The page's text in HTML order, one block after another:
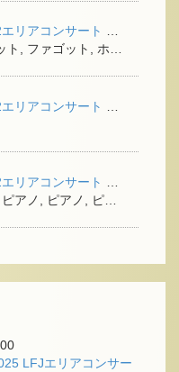
丸の内ミュージックフェス2022エリアコンサート ＜エロイカ木管五重奏団＞
, フルート, オーボエ, クラリネット, ファゴット, ホルン,
LFJエリアコンサー